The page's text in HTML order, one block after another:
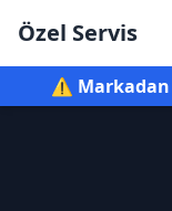
Özel Servis
⚠️ Markadan